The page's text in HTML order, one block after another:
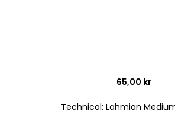
65,00 kr
Technical: Lahmian